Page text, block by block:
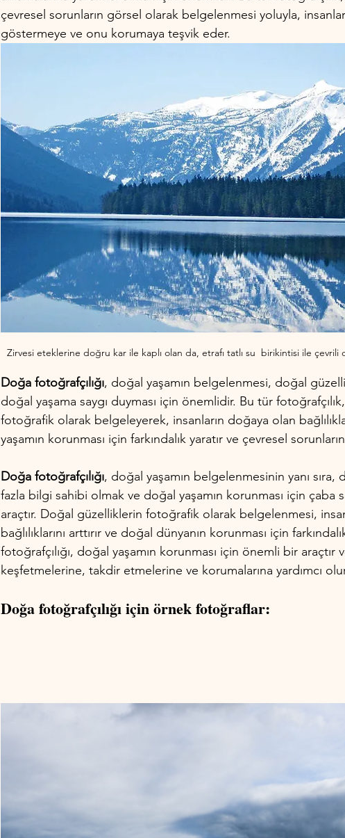
çevresel sorunların görsel olarak belgelenmesi yoluyla,
göstermeye ve onu korumaya teşvik eder.
Zirvesi eteklerine doğru kar ile kaplı olan da, etrafı tatlı su  birikintisi ile çevrili
Doğa fotoğrafçılığı, doğal yaşamın belgelenmesi, doğal
doğal yaşama saygı duyması için önemlidir. Bu tür
fotoğrafik olarak belgeleyerek, insanların doğaya olan
yaşamın korunması için farkındalık yaratır ve çevresel
Doğa fotoğrafçılığı, doğal yaşamın belgelenmesinin yanı sıra,
fazla bilgi sahibi olmak ve doğal yaşamın korunması için
araçtır. Doğal güzelliklerin fotoğrafik olarak belgelenmesi,
bağlılıklarını arttırır ve doğal dünyanın korunması için
fotoğrafçılığı, doğal yaşamın korunması için önemli bir araçtır
keşfetmelerine, takdir etmelerine ve korumalarına yardımcı
Doğa fotoğrafçılığı için örnek fotoğraflar: